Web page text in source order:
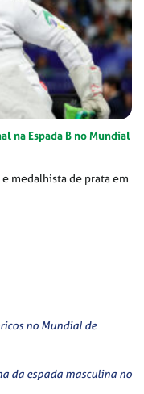
na Espada B no Mundial
medalhista de prata em
no Mundial de
da espada masculina no